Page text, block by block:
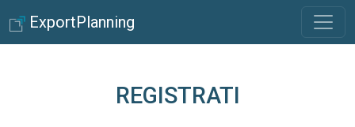
ExportPlanning
REGISTRATI